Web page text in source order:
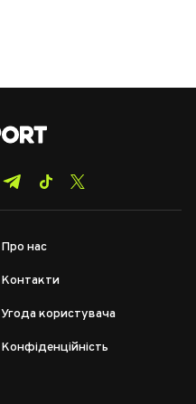
Про нас
Контакти
Угода користувача
Конфіденційність